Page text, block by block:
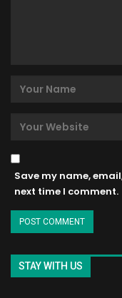
Save my name,
next time I comment.
STAY WITH US